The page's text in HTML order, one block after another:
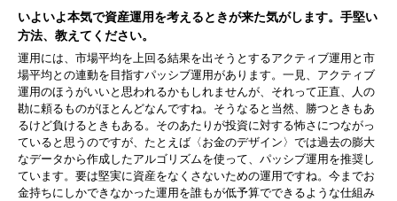
いよいよ本気で資産運用を考えるときが来た気がします。手堅い
方法、教えてください。
運用には、市場平均を上回る結果を出そうとするアクティブ運用と市
場平均との連動を目指すパッシブ運用があります。一見、アクティブ
運用のほうがいいと思われるかもしれませんが、それって正直、人の
勘に頼るものがほとんどなんですね。そうなると当然、勝つときもあ
るけど負けるときもある。そのあたりが投資に対する怖さにつながっ
ていると思うのですが、たとえば〈お金のデザイン〉では過去の膨大
なデータから作成したアルゴリズムを使って、パッシブ運用を推奨し
ています。要は堅実に資産をなくさないための運用ですね。今までお
金持ちにしかできなかった運用を誰もが低予算でできるような仕組み